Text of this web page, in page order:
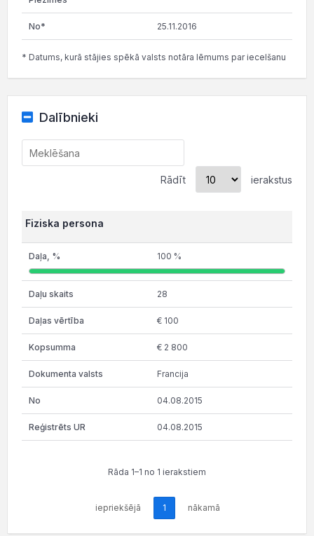
25.11.2016
* Datums, kurā stājies spēkā valsts notāra lēmums par iecelšanu
Dalībnieki
Rādīt ierakstus
Fiziska persona
100 %
28
€ 100
€ 2 800
Francija
04.08.2015
04.08.2015
Rāda 1–1 no 1 ierakstiem
iepriekšējā 1 nākamā